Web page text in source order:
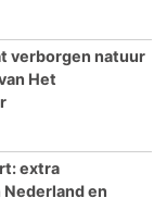
verborgen natuur
Het
extra
en